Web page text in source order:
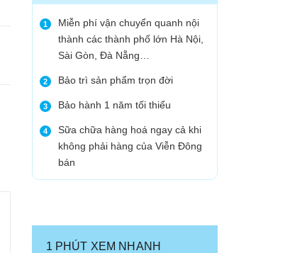
1
Miễn phí vận chuyển quanh nội
thành các thành phố lớn Hà Nội,
Sài Gòn, Đà Nẵng…
2 Bảo trì sản phẩm trọn đời
3 Bảo hành 1 năm tối thiểu
4
Sữa chữa hàng hoá ngay cả khi
không phải hàng của Viễn Đông
bán
1 PHÚT XEM NHANH